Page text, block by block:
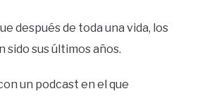
después de toda una vida, los
sido sus últimos años.
un podcast en el que